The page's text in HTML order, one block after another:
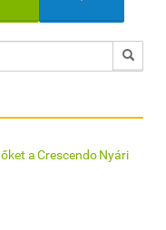
a Crescendo Nyári